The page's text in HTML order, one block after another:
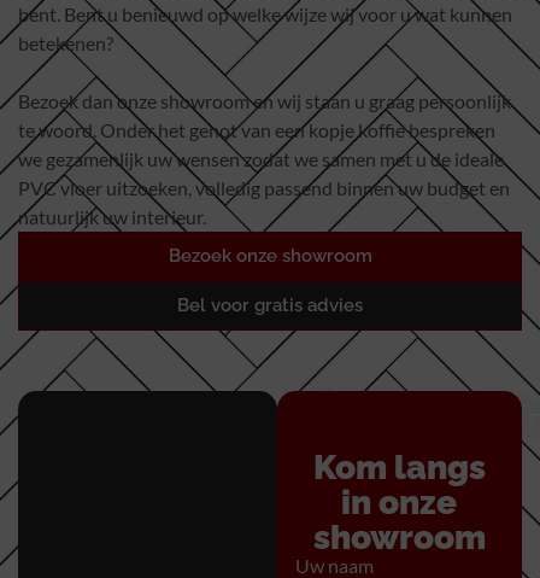
bent. Bent u benieuwd op welke wijze wij voor u wat kunnen
betekenen?
Bezoek dan onze showroom en wij staan u graag persoonlijk
te woord. Onder het genot van een kopje koffie bespreken
we gezamenlijk uw wensen zodat we samen met u de ideale
PVC vloer uitzoeken, volledig passend binnen uw budget en
natuurlijk uw interieur.
Bezoek onze showroom
Bel voor gratis advies
Kom langs
in onze
showroom
Uw naam